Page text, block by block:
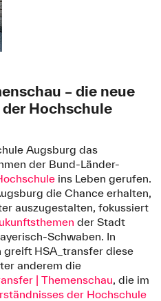
– die neue
Hochschule
Augsburg das
der Bund-Länder-
ins Leben gerufen.
die Chance erhalten,
auszugestalten, fokussiert
der Stadt
Schwaben. In
HSA_transfer diese
anderem die
| Themenschau, die im
der Hochschule